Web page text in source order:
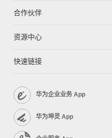
合作伙伴
资源中心
快速链接
华为企业业务 App
华为坤灵 App